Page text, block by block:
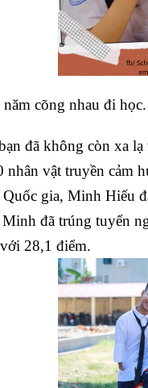
cõng nhau đi học.
đã không còn xa
nhân vật truyền cảm
gia, Minh Hiếu
đã trúng tuyển
28,1 điểm.